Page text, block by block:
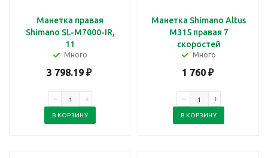
Манетка правая
Shimano SL-M7000-IR,
11
Много
3 798.19₽
В КОРЗИНУ
Манетка Shimano Altus
M315 правая 7
скоростей
Много
1 760₽
В КОРЗИНУ